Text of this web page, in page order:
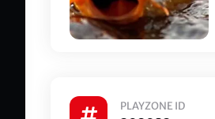
PLAYZONE ID